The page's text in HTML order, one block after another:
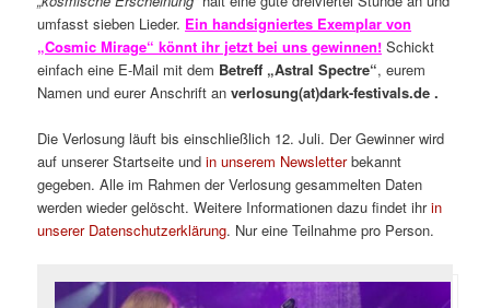
umfasst sieben Lieder. Ein handsigniertes Exemplar von
„Cosmic Mirage“ könnt ihr jetzt bei uns gewinnen! Schickt
einfach eine E-Mail mit dem Betreff „Astral Spectre“, eurem
Namen und eurer Anschrift anverlosung(at)dark-festivals.de .
Die Verlosung läuft bis einschließlich 12. Juli. Der Gewinner wird
auf unserer Startseite undin unserem Newsletterbekannt
gegeben. Alle im Rahmen der Verlosung gesammelten Daten
werden wieder gelöscht. Weitere Informationen dazu findet ihrin
unserer Datenschutzerklärung. Nur eine Teilnahme pro Person.